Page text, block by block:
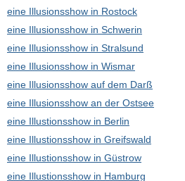
eine Illusionsshow in Rostock
eine Illusionsshow in Schwerin
eine Illusionsshow in Stralsund
eine Illusionsshow in Wismar
eine Illusionsshow auf dem Darß
eine Illusionsshow an der Ostsee
eine Illustionsshow in Berlin
eine Illustionsshow in Greifswald
eine Illustionsshow in Güstrow
eine Illustionsshow in Hamburg